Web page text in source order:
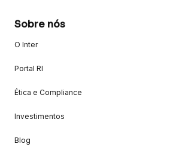
Sobre nós
O Inter
Portal RI
Ética e Compliance
Investimentos
Blog